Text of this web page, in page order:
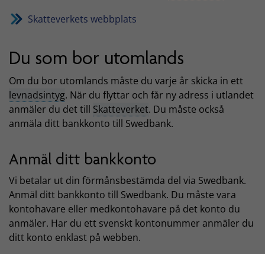
Skatteverkets webbplats
Du som bor utomlands
Om du bor utomlands måste du varje år skicka in ett
levnadsintyg. När du flyttar och får ny adress i utlandet
anmäler du det till Skatteverket. Du måste också
anmäla ditt bankkonto till Swedbank.
Anmäl ditt bankkonto
Vi betalar ut din förmånsbestämda del via Swedbank.
Anmäl ditt bankkonto till Swedbank. Du måste vara
kontohavare eller medkontohavare på det konto du
anmäler. Har du ett svenskt kontonummer anmäler du
ditt konto enklast på webben.